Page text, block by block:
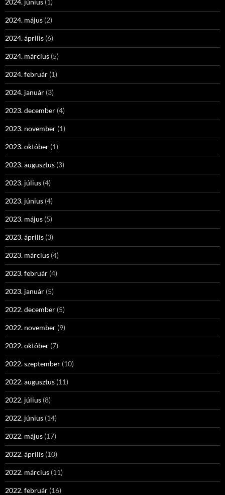
2024. június (1)
2024. május (2)
2024. április (6)
2024. március (5)
2024. február (1)
2024. január (3)
2023. december (4)
2023. november (1)
2023. október (1)
2023. augusztus (3)
2023. július (4)
2023. június (4)
2023. május (5)
2023. április (3)
2023. március (4)
2023. február (4)
2023. január (5)
2022. december (5)
2022. november (9)
2022. október (7)
2022. szeptember (10)
2022. augusztus (11)
2022. július (8)
2022. június (14)
2022. május (17)
2022. április (10)
2022. március (11)
2022. február (16)